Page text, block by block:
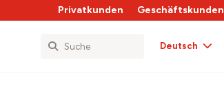
Privatkunden Geschäftskunden
Deutsch